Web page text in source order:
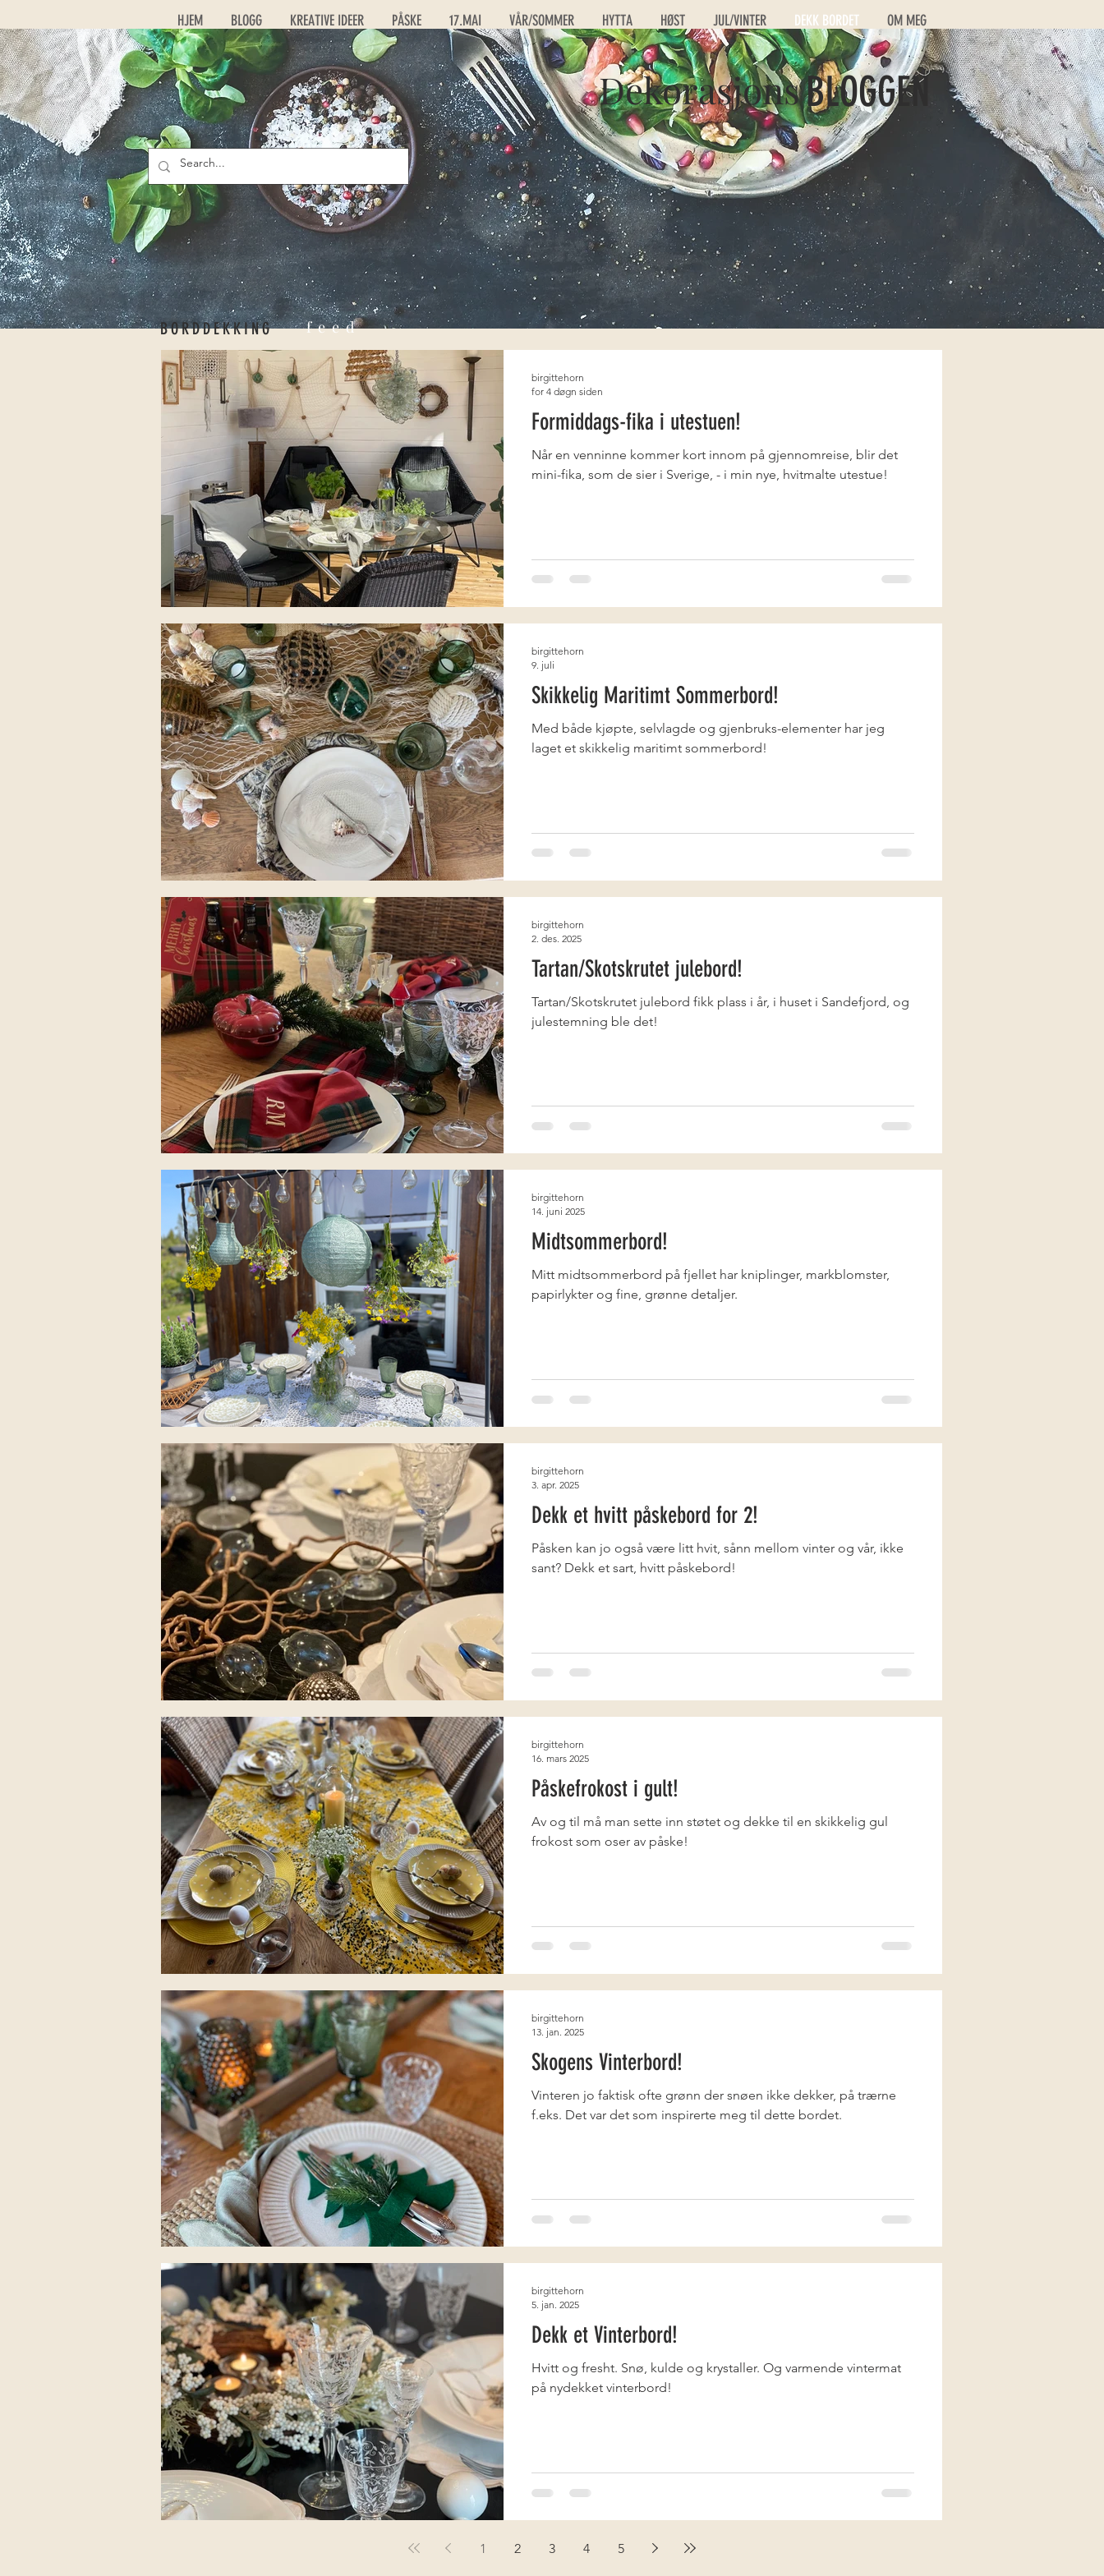
HJEM BLOGG KREATIVE IDEER PÅSKE 17.MAI VÅR/SOMMER HYTTA HØST JUL/VINTER DEKK BORDET OM MEG
DekorasjonsBLOGGEN
BORDDEKKING feed
Formiddags-fika i utestuen!
Når en venninne kommer kort innom på gjennomreise, blir det
mini-fika, som de sier i Sverige, - i min nye, hvitmalte utestue!
birgittehorn
for 4 døgn siden
Skikkelig Maritimt Sommerbord!
Med både kjøpte, selvlagde og gjenbruks-elementer har jeg
laget et skikkelig maritimt sommerbord!
birgittehorn
9. juli
Tartan/Skotskrutet julebord!
Tartan/Skotskrutet julebord fikk plass i år, i huset i Sandefjord, og
julestemning ble det!
birgittehorn
2. des. 2025
Midtsommerbord!
Mitt midtsommerbord på fjellet har kniplinger, markblomster,
papirlykter og fine, grønne detaljer.
birgittehorn
14. juni 2025
Dekk et hvitt påskebord for 2!
Påsken kan jo også være litt hvit, sånn mellom vinter og vår, ikke
sant? Dekk et sart, hvitt påskebord!
birgittehorn
3. apr. 2025
Påskefrokost i gult!
Av og til må man sette inn støtet og dekke til en skikkelig gul
frokost som oser av påske!
birgittehorn
16. mars 2025
Skogens Vinterbord!
Vinteren jo faktisk ofte grønn der snøen ikke dekker, på trærne
f.eks. Det var det som inspirerte meg til dette bordet.
birgittehorn
13. jan. 2025
Dekk et Vinterbord!
Hvitt og fresht. Snø, kulde og krystaller. Og varmende vintermat
på nydekket vinterbord!
birgittehorn
5. jan. 2025
1 2 3 4 5